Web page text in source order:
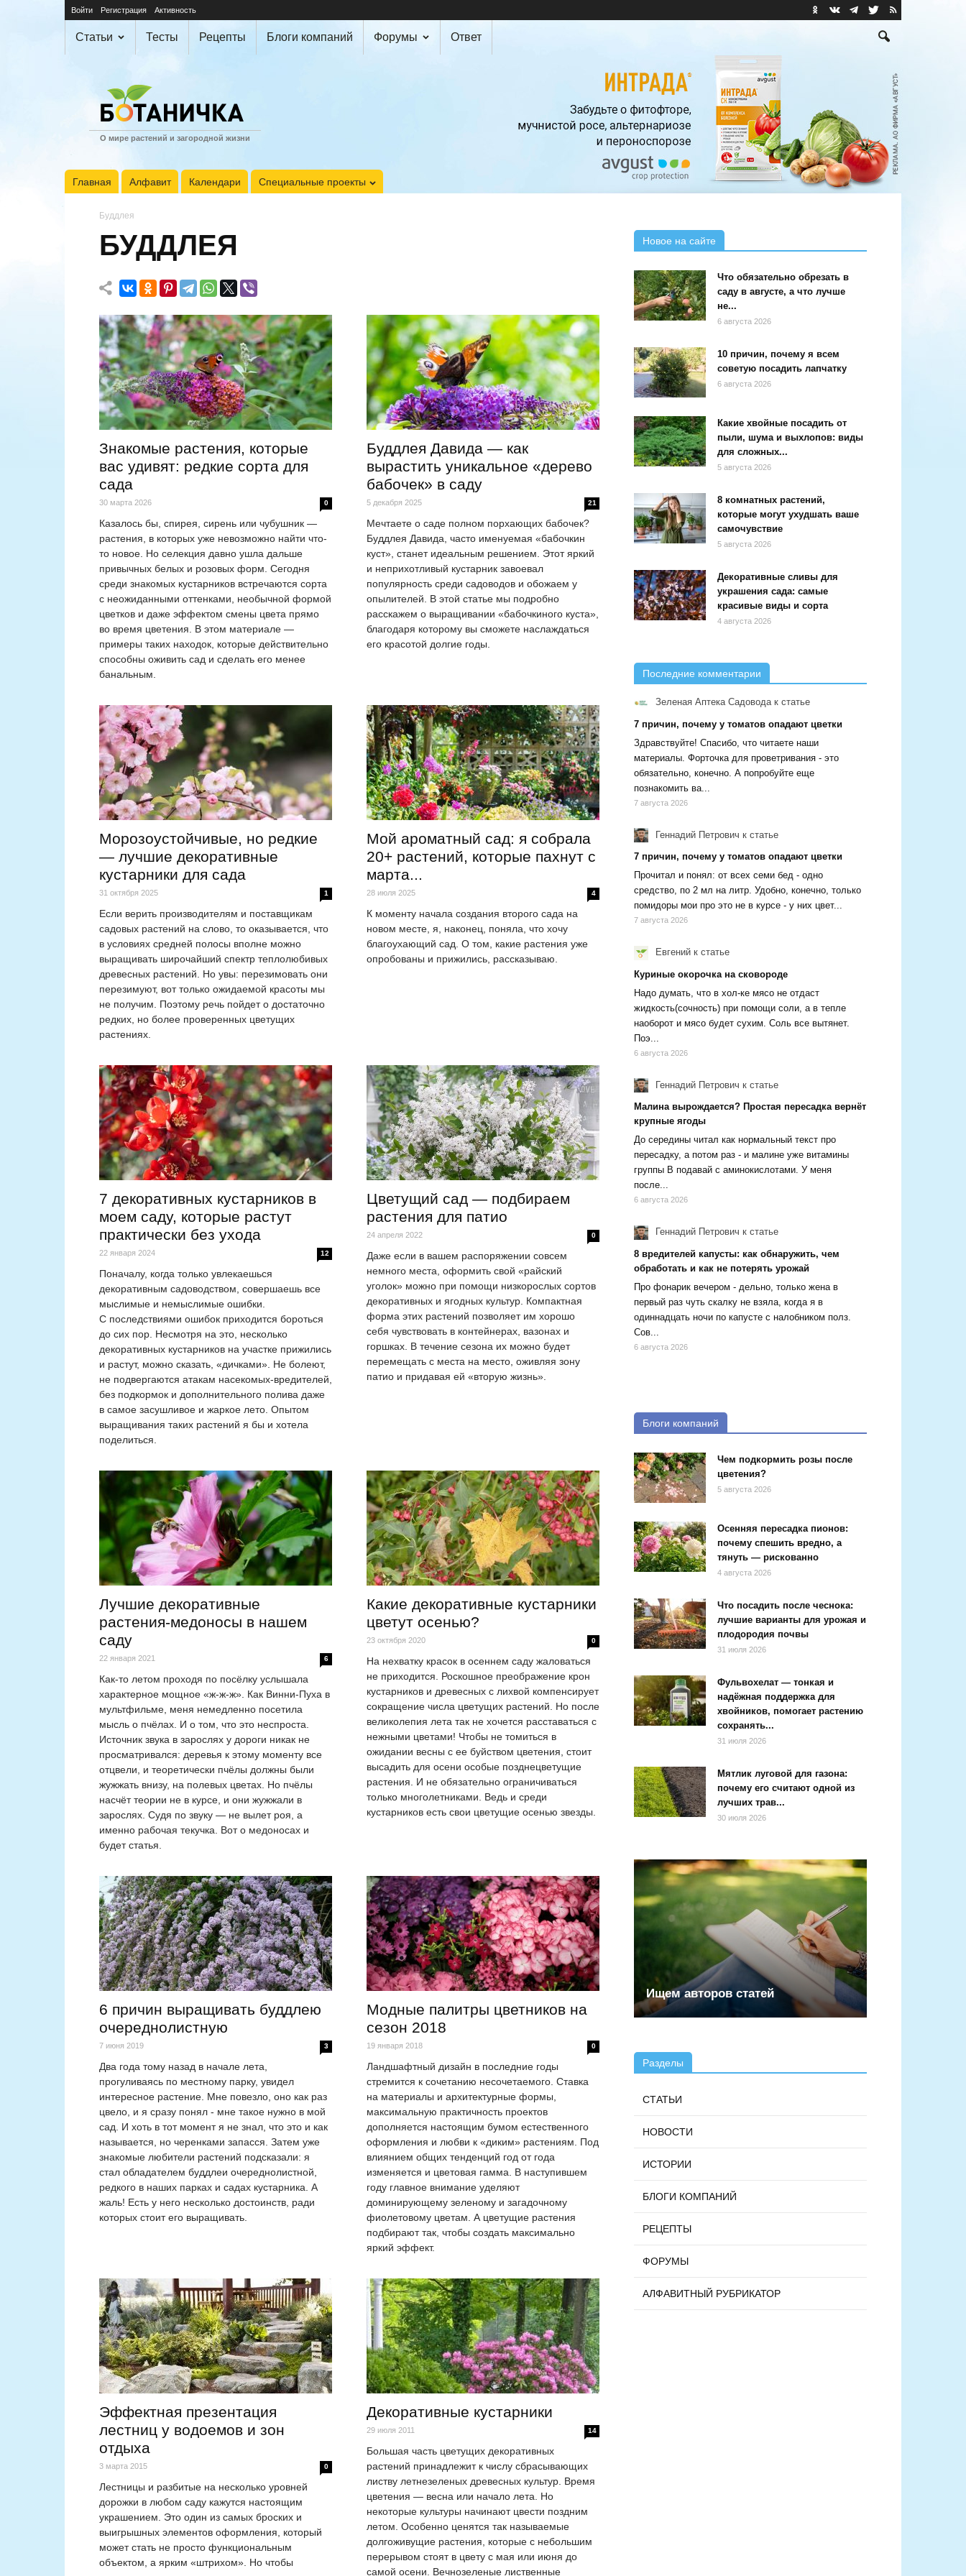
Войти Регистрация Активность
Статьи Тесты Рецепты Блоги компаний Форумы Ответ
О мире растений и загородной жизни
Главная Алфавит Календари Специальные проекты
Буддлея
БУДДЛЕЯ
Знакомые растения, которые
вас удивят: редкие сорта для
сада
30 марта 2026 0
Казалось бы, спирея, сирень или чубушник —
растения, в которых уже невозможно найти что-
то новое. Но селекция давно ушла дальше
привычных белых и розовых форм. Сегодня
среди знакомых кустарников встречаются сорта
с неожиданными оттенками, необычной формой
цветков и даже эффектом смены цвета прямо
во время цветения. В этом материале —
примеры таких находок, которые действительно
способны оживить сад и сделать его менее
банальным.
Буддлея Давида — как
вырастить уникальное «дерево
бабочек» в саду
5 декабря 2025 21
Мечтаете о саде полном порхающих бабочек?
Буддлея Давида, часто именуемая «бабочкин
куст», станет идеальным решением. Этот яркий
и неприхотливый кустарник завоевал
популярность среди садоводов и обожаем у
опылителей. В этой статье мы подробно
расскажем о выращивании «бабочкиного куста»,
благодаря которому вы сможете наслаждаться
его красотой долгие годы.
Морозоустойчивые, но редкие
— лучшие декоративные
кустарники для сада
31 октября 2025 1
Если верить производителям и поставщикам
садовых растений на слово, то оказывается, что
в условиях средней полосы вполне можно
выращивать широчайший спектр теплолюбивых
древесных растений. Но увы: перезимовать они
перезимуют, вот только ожидаемой красоты мы
не получим. Поэтому речь пойдет о достаточно
редких, но более проверенных цветущих
растениях.
Мой ароматный сад: я собрала
20+ растений, которые пахнут с
марта...
28 июля 2025 4
К моменту начала создания второго сада на
новом месте, я, наконец, поняла, что хочу
благоухающий сад. О том, какие растения уже
опробованы и прижились, рассказываю.
7 декоративных кустарников в
моем саду, которые растут
практически без ухода
22 января 2024 12
Поначалу, когда только увлекаешься
декоративным садоводством, совершаешь все
мыслимые и немыслимые ошибки.
С последствиями ошибок приходится бороться
до сих пор. Несмотря на это, несколько
декоративных кустарников на участке прижились
и растут, можно сказать, «дичками». Не болеют,
не подвергаются атакам насекомых-вредителей,
без подкормок и дополнительного полива даже
в самое засушливое и жаркое лето. Опытом
выращивания таких растений я бы и хотела
поделиться.
Цветущий сад — подбираем
растения для патио
24 апреля 2022 0
Даже если в вашем распоряжении совсем
немного места, оформить свой «райский
уголок» можно при помощи низкорослых сортов
декоративных и ягодных культур. Компактная
форма этих растений позволяет им хорошо
себя чувствовать в контейнерах, вазонах и
горшках. В течение сезона их можно будет
перемещать с места на место, оживляя зону
патио и придавая ей «вторую жизнь».
Лучшие декоративные
растения-медоносы в нашем
саду
22 января 2021 6
Как-то летом проходя по посёлку услышала
характерное мощное «ж-ж-ж». Как Винни-Пуха в
мультфильме, меня немедленно посетила
мысль о пчёлах. И о том, что это неспроста.
Источник звука в зарослях у дороги никак не
просматривался: деревья к этому моменту все
отцвели, и теоретически пчёлы должны были
жужжать внизу, на полевых цветах. Но пчёлы
насчёт теории не в курсе, и они жужжали в
зарослях. Судя по звуку — не вылет роя, а
именно рабочая текучка. Вот о медоносах и
будет статья.
Какие декоративные кустарники
цветут осенью?
23 октября 2020 0
На нехватку красок в осеннем саду жаловаться
не приходится. Роскошное преображение крон
кустарников и древесных с лихвой компенсирует
сокращение числа цветущих растений. Но после
великолепия лета так не хочется расставаться с
нежными цветами! Чтобы не томиться в
ожидании весны с ее буйством цветения, стоит
высадить для осени особые позднецветущие
растения. И не обязательно ограничиваться
только многолетниками. Ведь и среди
кустарников есть свои цветущие осенью звезды.
6 причин выращивать буддлею
очереднолистную
7 июня 2019 3
Два года тому назад в начале лета,
прогуливаясь по местному парку, увидел
интересное растение. Мне повезло, оно как раз
цвело, и я сразу понял - мне такое нужно в мой
сад. И хоть в тот момент я не знал, что это и как
называется, но черенками запасся. Затем уже
знакомые любители растений подсказали: я
стал обладателем буддлеи очереднолистной,
редкого в наших парках и садах кустарника. А
жаль! Есть у него несколько достоинств, ради
которых стоит его выращивать.
Модные палитры цветников на
сезон 2018
19 января 2018 0
Ландшафтный дизайн в последние годы
стремится к сочетанию несочетаемого. Ставка
на материалы и архитектурные формы,
максимальную практичность проектов
дополняется настоящим бумом естественного
оформления и любви к «диким» растениям. Под
влиянием общих тенденций год от года
изменяется и цветовая гамма. В наступившем
году главное внимание уделяют
доминирующему зеленому и загадочному
фиолетовому цветам. А цветущие растения
подбирают так, чтобы создать максимально
яркий эффект.
Эффектная презентация
лестниц у водоемов и зон
отдыха
3 марта 2015 0
Лестницы и разбитые на несколько уровней
дорожки в любом саду кажутся настоящим
украшением. Это один из самых броских и
выигрышных элементов оформления, который
может стать не просто функциональным
объектом, а ярким «штрихом». Но чтобы
Декоративные кустарники
29 июля 2011 14
Большая часть цветущих декоративных
растений принадлежит к числу сбрасывающих
листву летнезеленых древесных культур. Время
цветения — весна или начало лета. Но
некоторые культуры начинают цвести поздним
летом. Особенно ценятся так называемые
долгоживущие растения, которые с небольшим
перерывом стоят в цвету с мая или июня до
самой осени. Вечнозеленые лиственные
Новое на сайте
Что обязательно обрезать в
саду в августе, а что лучше
не...
6 августа 2026
10 причин, почему я всем
советую посадить лапчатку
6 августа 2026
Какие хвойные посадить от
пыли, шума и выхлопов: виды
для сложных...
5 августа 2026
8 комнатных растений,
которые могут ухудшать ваше
самочувствие
5 августа 2026
Декоративные сливы для
украшения сада: самые
красивые виды и сорта
4 августа 2026
Последние комментарии
Зеленая Аптека Садоводак статье
7 причин, почему у томатов опадают цветки
Здравствуйте! Спасибо, что читаете наши
материалы. Форточка для проветривания - это
обязательно, конечно. А попробуйте еще
познакомить ва...
7 августа 2026
Геннадий Петрович к статье
7 причин, почему у томатов опадают цветки
Прочитал и понял: от всех семи бед - одно
средство, по 2 мл на литр. Удобно, конечно, только
помидоры мои про это не в курсе - у них цвет...
7 августа 2026
Евгений к статье
Куриные окорочка на сковороде
Надо думать, что в хол-ке мясо не отдаст
жидкость(сочность) при помощи соли, а в тепле
наоборот и мясо будет сухим. Соль все вытянет.
Поэ...
6 августа 2026
Геннадий Петрович к статье
Малина вырождается? Простая пересадка вернёт
крупные ягоды
До середины читал как нормальный текст про
пересадку, а потом раз - и малине уже витамины
группы В подавай с аминокислотами. У меня
после...
6 августа 2026
Геннадий Петрович к статье
8 вредителей капусты: как обнаружить, чем
обработать и как не потерять урожай
Про фонарик вечером - дельно, только жена в
первый раз чуть скалку не взяла, когда я в
одиннадцать ночи по капусте с налобником полз.
Сов...
6 августа 2026
Блоги компаний
Чем подкормить розы после
цветения?
5 августа 2026
Осенняя пересадка пионов:
почему спешить вредно, а
тянуть — рискованно
4 августа 2026
Что посадить после чеснока:
лучшие варианты для урожая и
плодородия почвы
31 июля 2026
Фульвохелат — тонкая и
надёжная поддержка для
хвойников, помогает растению
сохранять...
31 июля 2026
Мятлик луговой для газона:
почему его считают одной из
лучших трав...
30 июля 2026
Ищем авторов статей
Разделы
СТАТЬИ
НОВОСТИ
ИСТОРИИ
БЛОГИ КОМПАНИЙ
РЕЦЕПТЫ
ФОРУМЫ
АЛФАВИТНЫЙ РУБРИКАТОР